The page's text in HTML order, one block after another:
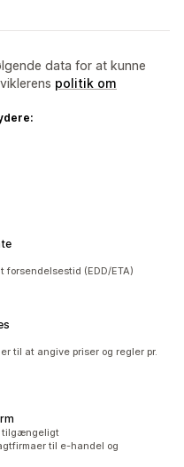
data for at kunne
politik om
(EDD/ETA)
til at angive priser og regler pr.
tilgængeligt
til e-handel og